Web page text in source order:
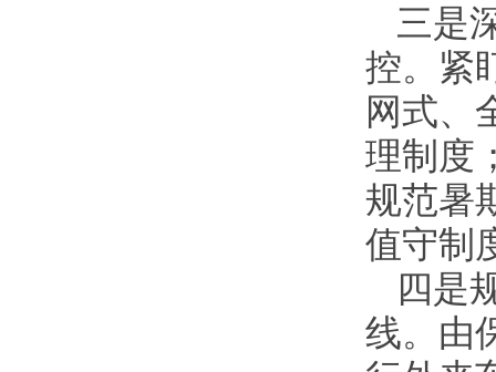
三是
控。紧
网式、
理制度
规范暑
值守制
四是
线。由